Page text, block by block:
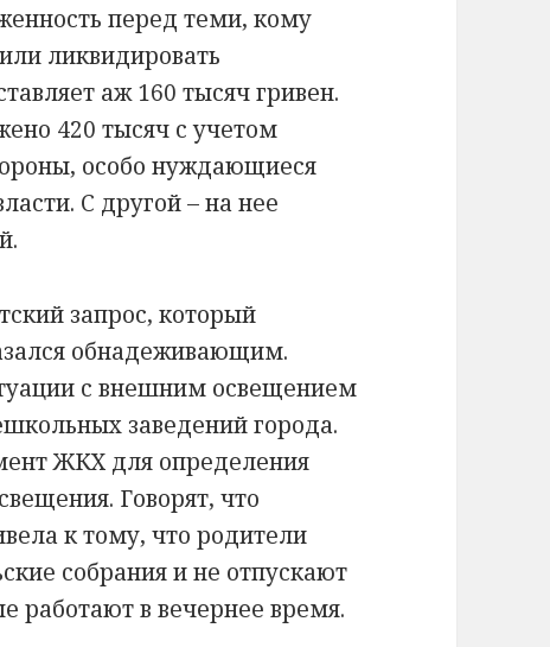
перед теми, кому
ликвидировать
аж 160 тысяч гривен.
420 тысяч с учетом
особо нуждающиеся
С другой – на нее
запрос, который
обнадеживающим.
с внешним освещением
заведений города.
ЖКХ для определения
Говорят, что
к тому, что родители
собрания и не отпускают
работают в вечернее время.